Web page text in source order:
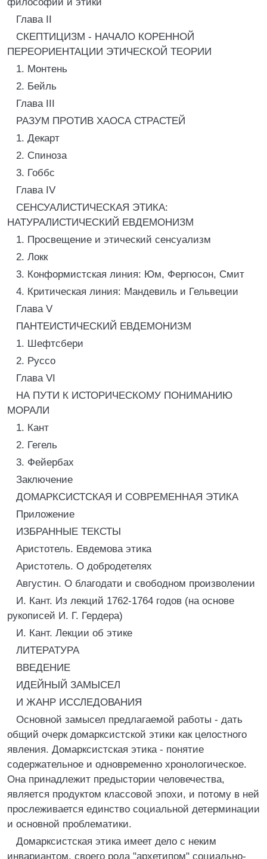
Глава II
СКЕПТИЦИЗМ - НАЧАЛО КОРЕННОЙ
ПЕРЕОРИЕНТАЦИИ ЭТИЧЕСКОЙ ТЕОРИИ
1. Монтень
2. Бейль
Глава III
РАЗУМ ПРОТИВ ХАОСА СТРАСТЕЙ
1. Декарт
2. Спиноза
3. Гоббс
Глава IV
СЕНСУАЛИСТИЧЕСКАЯ ЭТИКА:
НАТУРАЛИСТИЧЕСКИЙ ЕВДЕМОНИЗМ
1. Просвещение и этический сенсуализм
2. Локк
3. Конформистская линия: Юм, Фергюсон, Смит
4. Критическая линия: Мандевиль и Гельвеции
Глава V
ПАНТЕИСТИЧЕСКИЙ ЕВДЕМОНИЗМ
1. Шефтсбери
2. Руссо
Глава VI
НА ПУТИ К ИСТОРИЧЕСКОМУ ПОНИМАНИЮ
МОРАЛИ
1. Кант
2. Гегель
3. Фейербах
Заключение
ДОМАРКСИСТСКАЯ И СОВРЕМЕННАЯ ЭТИКА
Приложение
ИЗБРАННЫЕ ТЕКСТЫ
Аристотель. Евдемова этика
Аристотель. О добродетелях
Августин. О благодати и свободном произволении
И. Кант. Из лекций 1762-1764 годов (на основе
рукописей И. Г. Гердера)
И. Кант. Лекции об этике
ЛИТЕРАТУРА
ВВЕДЕНИЕ
ИДЕЙНЫЙ ЗАМЫСЕЛ
И ЖАНР ИССЛЕДОВАНИЯ
Основной замысел предлагаемой работы - дать
общий очерк домарксистской этики как целостного
явления. Домарксистская этика - понятие
содержательное и одновременно хронологическое.
Она принадлежит предыстории человечества,
является продуктом классовой эпохи, и потому в ней
прослеживается единство социальной детерминации
и основной проблематики.
Домарксистская этика имеет дело с неким
инвариантом, своего рода "архетипом" социально-